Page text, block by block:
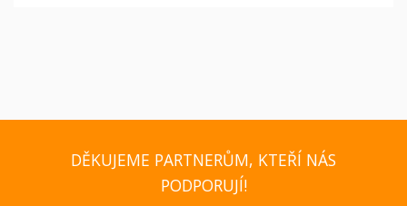
DĚKUJEME PARTNERŮM, KTEŘÍ NÁS
PODPORUJÍ!